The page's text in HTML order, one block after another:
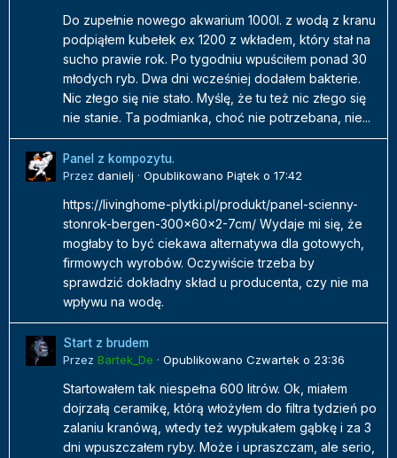
Do zupełnie nowego akwarium 1000l. z wodą z kranu
podpiąłem kubełek ex 1200 z wkładem, który stał na
sucho prawie rok. Po tygodniu wpuściłem ponad 30
młodych ryb. Dwa dni wcześniej dodałem bakterie.
Nic złego się nie stało. Myślę, że tu też nic złego się
nie stanie. Ta podmianka, choć nie potrzebana, nie...
Panel z kompozytu.
Przez danielj · Opublikowano Piątek o 17:42
https://livinghome-plytki.pl/produkt/panel-scienny-
stonrok-bergen-300x60x2-7cm/ Wydaje mi się, że
mogłaby to być ciekawa alternatywa dla gotowych,
firmowych wyrobów. Oczywiście trzeba by
sprawdzić dokładny skład u producenta, czy nie ma
wpływu na wodę.
Start z brudem
Przez Bartek_De · Opublikowano Czwartek o 23:36
Startowałem tak niespełna 600 litrów. Ok, miałem
dojrzałą ceramikę, którą włożyłem do filtra tydzień po
zalaniu kranówą, wtedy też wypłukałem gąbkę i za 3
dni wpuszczałem ryby. Może i upraszczam, ale serio,